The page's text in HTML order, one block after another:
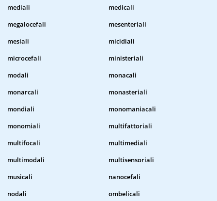
mediali
medicali
megalocefali
mesenteriali
mesiali
micidiali
microcefali
ministeriali
modali
monacali
monarcali
monasteriali
mondiali
monomaniacali
monomiali
multifattoriali
multifocali
multimediali
multimodali
multisensoriali
musicali
nanocefali
nodali
ombelicali